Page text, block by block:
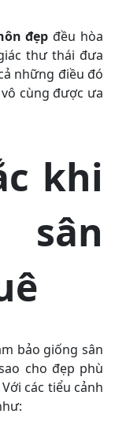
đẹp đều hòa
thư thái đưa
những điều đó
cùng được ưa
khi
bảo giống sân
cho đẹp phù
các tiểu cảnh